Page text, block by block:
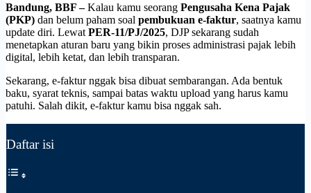
Bandung, BBF –Kalau kamu seorang Pengusaha Kena Pajak
(PKP) dan belum paham soal pembukuan e-faktur, saatnya kamu
update diri. Lewat PER-11/PJ/2025, DJP sekarang sudah
menetapkan aturan baru yang bikin proses administrasi pajak lebih
digital, lebih ketat, dan lebih transparan.
Sekarang, e-faktur nggak bisa dibuat sembarangan. Ada bentuk
baku, syarat teknis, sampai batas waktu upload yang harus kamu
patuhi. Salah dikit, e-faktur kamu bisa nggak sah.
Daftar isi